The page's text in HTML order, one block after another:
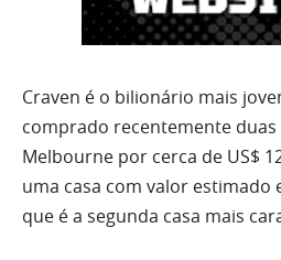
Craven é o bilionário mais
comprado recentemente duas
Melbourne por cerca de US$
uma casa com valor estimado
que é a segunda casa mais